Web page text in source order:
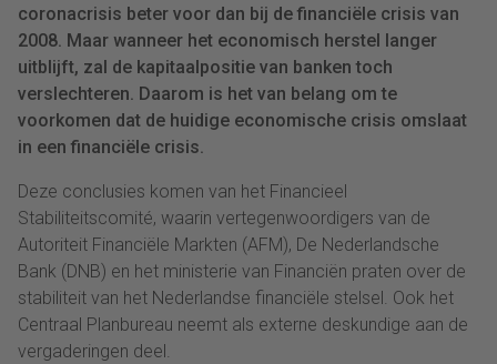
coronacrisis beter voor dan bij de financiële crisis van
2008. Maar wanneer het economisch herstel langer
uitblijft, zal de kapitaalpositie van banken toch
verslechteren. Daarom is het van belang om te
voorkomen dat de huidige economische crisis omslaat
in een financiële crisis.
Deze conclusies komen van het Financieel
Stabiliteitscomité, waarin vertegenwoordigers van de
Autoriteit Financiële Markten (AFM), De Nederlandsche
Bank (DNB) en het ministerie van Financiën praten over de
stabiliteit van het Nederlandse financiële stelsel. Ook het
Centraal Planbureau neemt als externe deskundige aan de
vergaderingen deel.